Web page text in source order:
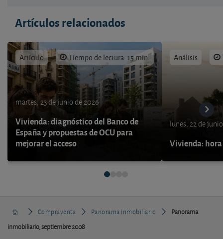
Artículos relacionados
Artículo Tiempo de lectura: 15 min.
martes, 23 de junio de 2026
Vivienda: diagnóstico del Banco de
España y propuestas de OCU para
mejorar el acceso
Análisis
lunes, 22 de
Vivienda: hora
Compraventa Panorama inmobiliario
Panorama
inmobiliario, septiembre 2008